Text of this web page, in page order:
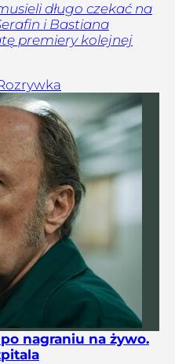
długo czekać na
i Bastiana
premiery kolejnej
nagraniu na żywo.